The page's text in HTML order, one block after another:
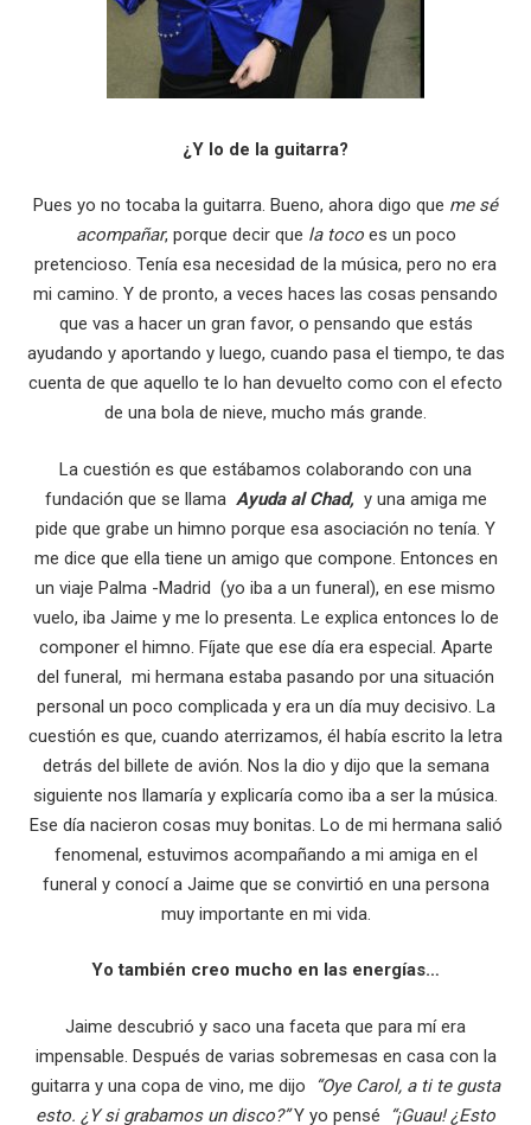
¿Y lo de la guitarra?
Pues yo no tocaba la guitarra. Bueno, ahora digo que me sé
acompañar, porque decir que la tocoes un poco
pretencioso. Tenía esa necesidad de la música, pero no era
mi camino. Y de pronto, a veces haces las cosas pensando
que vas a hacer un gran favor, o pensando que estás
ayudando y aportando y luego, cuando pasa el tiempo, te das
cuenta de que aquello te lo han devuelto como con el efecto
de una bola de nieve, mucho más grande.
La cuestión es que estábamos colaborando con una
fundación que se llama Ayuda al Chad, y una amiga me
pide que grabe un himno porque esa asociación no tenía. Y
me dice que ella tiene un amigo que compone. Entonces en
un viaje Palma -Madrid (yo iba a un funeral), en ese mismo
vuelo, iba Jaime y me lo presenta. Le explica entonces lo de
componer el himno. Fíjate que ese día era especial. Aparte
del funeral, mi hermana estaba pasando por una situación
personal un poco complicada y era un día muy decisivo. La
cuestión es que, cuando aterrizamos, él había escrito la letra
detrás del billete de avión. Nos la dio y dijo que la semana
siguiente nos llamaría y explicaría como iba a ser la música.
Ese día nacieron cosas muy bonitas. Lo de mi hermana salió
fenomenal, estuvimos acompañando a mi amiga en el
funeral y conocí a Jaime que se convirtió en una persona
muy importante en mi vida.
Yo también creo mucho en las energías…
Jaime descubrió y saco una faceta que para mí era
impensable. Después de varias sobremesas en casa con la
guitarra y una copa de vino, me dijo
“Oye Carol, a ti te gusta
esto. ¿Y si grabamos un disco?”Y yo pensé “¡Guau! ¿Esto